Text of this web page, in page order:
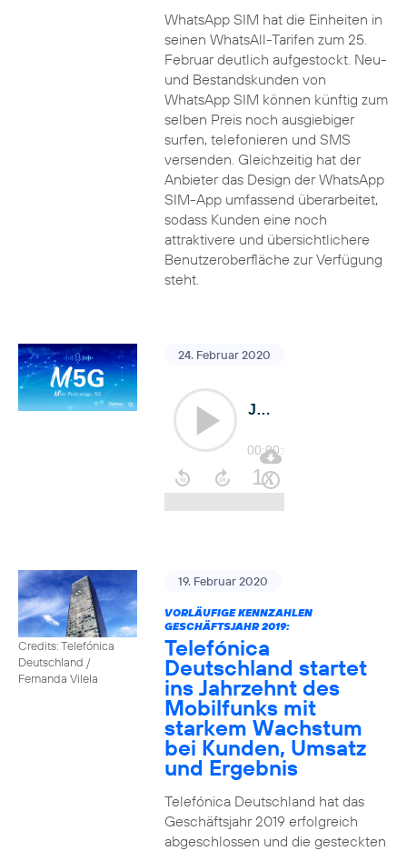
WhatsApp SIM hat die Einheiten in
seinen WhatsAll-Tarifen zum 25.
Februar deutlich aufgestockt. Neu-
und Bestandskunden von
WhatsApp SIM können künftig zum
selben Preis noch ausgiebiger
surfen, telefonieren und SMS
versenden. Gleichzeitig hat der
Anbieter das Design der WhatsApp
SIM-App umfassend überarbeitet,
sodass Kunden eine noch
attraktivere und übersichtlichere
Benutzeroberfläche zur Verfügung
steht.
24. Februar 2020
Credits: Telefónica
Deutschland /
Fernanda Vilela
19. Februar 2020
VORLÄUFIGE KENNZAHLEN
GESCHÄFTSJAHR 2019:
Telefónica
Deutschland startet
ins Jahrzehnt des
Mobilfunks mit
starkem Wachstum
bei Kunden, Umsatz
und Ergebnis
Telefónica Deutschland hat das
Geschäftsjahr 2019 erfolgreich
abgeschlossen und die gesteckten